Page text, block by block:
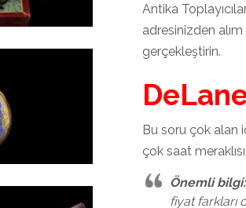
Antika
adresinizden
gerçekleştirin.
Bu soru çok alan
çok saat
Önemli bilgi:
fiyat farkları